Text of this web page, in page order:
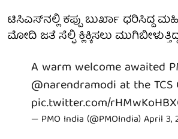
ಟಿಸಿಎಸ್‌ನಲ್ಲಿ ಕಪ್ಪು ಬುರ್ಖಾ ಧರಿಸಿದ್ದ
ಮೋದಿ ಜತೆ ಸೆಲ್ಫಿ ಕ್ಲಿಕ್ಕಿಸಲು
A warm welcome awaited
@narendramodi at the TCS
pic.twitter.com/
— PMO India (@PMOIndia)April 3,